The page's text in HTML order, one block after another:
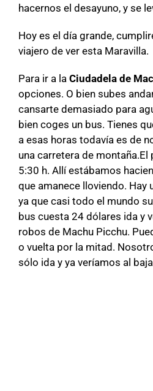
hacernos el desayuno, y se
Hoy es el día grande,
viajero de ver esta Maravilla.
Para ir a la Ciudadelade
opciones. O bien subes
cansarte demasiado para
bien coges un bus. Tienes
a esas horas todavía es de
una carretera de montaña.El
5:30 h. Allí estábamos
que amanece lloviendo. Hay
ya que casi todo el mundo
bus cuesta 24 dólares ida y
robos de Machu Picchu.
o vuelta por la mitad.
sólo ida y ya veríamos al